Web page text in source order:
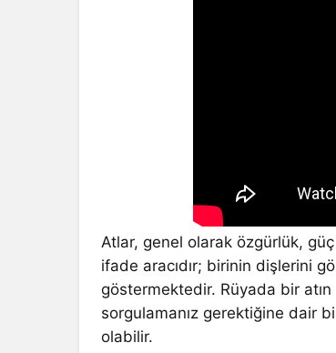
Atlar, genel olarak özgürlük,
ifade aracıdır; birinin dişlerini
göstermektedir. Rüyada bir
sorgulamanız gerektiğine dair
olabilir.